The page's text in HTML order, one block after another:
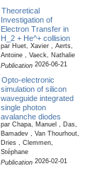
Theoretical
Investigation of
Electron Transfer in
H_2 + He^+ collision
par Huet, Xavier , Aerts,
Antoine , Vaeck, Nathalie
Publication2026-06-21
Opto-electronic
simulation of silicon
waveguide integrated
single photon
avalanche diodes
par Chapa, Manuel , Das,
Bamadev , Van Thourhout,
Dries , Clemmen,
Stéphane
Publication2026-02-01